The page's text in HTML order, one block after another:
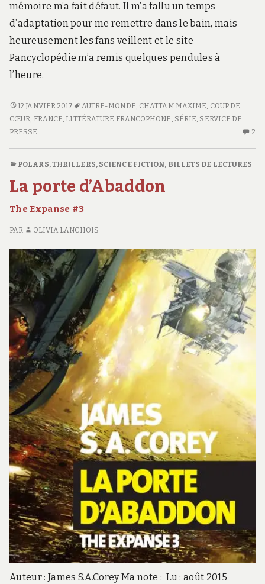
mémoire m’a fait défaut. Il m’a fallu un temps
d’adaptation pour me remettre dans le bain, mais
heureusement les fans veillent et le site
Pancyclopédie m’a remis quelques pendules à
l’heure.
GENÈSE
–
AUTRE-
12 JANVIER 2017 AUTRE-MONDE, CHATTAM MAXIME, COUP DE
CŒUR, FRANCE, LITTÉRATURE FRANCOPHONE , SÉRIE, SERVICE DE
PRESSE
2
POLARS, THRILLERS, SCIENCE FICTION, BILLETS DE LECTURES
La porte d’Abaddon
The Expanse #3
PAR OLIVIA LANCHOIS
Auteur : James S.A.Corey Ma note : Lu : août 2015